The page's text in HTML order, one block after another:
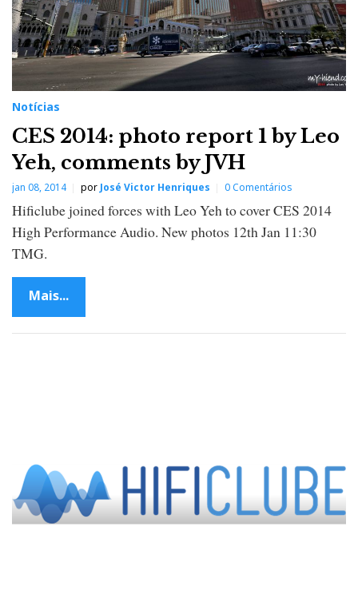
Notícias
CES 2014: photo report 1 by Leo
Yeh, comments by JVH
jan 08, 2014 por José Victor Henriques 0 Comentários
Hificlube joined forces with Leo Yeh to cover CES 2014
High Performance Audio. New photos 12th Jan 11:30
TMG.
Mais...